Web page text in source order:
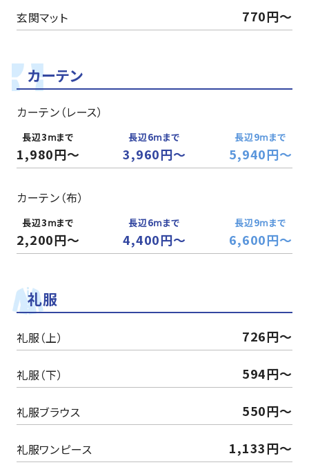
玄関マット 770円〜
カーテン
カーテン（レース）
1,980円～ 3,960円～ 5,940円〜
カーテン（布）
2,200円～ 4,400円～ 6,600円～
礼服
礼服（上） 726円～
礼服（下） 594円～
礼服ブラウス 550円～
礼服ワンピース 1,133円～